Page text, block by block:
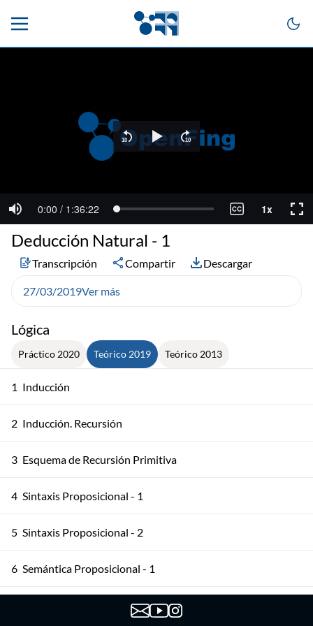
Lógica
Práctico 2020 Teórico 2019 Teórico 2013
1 Inducción
2 Inducción. Recursión
3 Esquema de Recursión Primitiva
4 Sintaxis Proposicional - 1
5 Sintaxis Proposicional - 2
6 Semántica Proposicional - 1
Semántica Proposicional - 2
Deducción Natural - 1
Transcripción Compartir Descargar
27/03/2019Ver más